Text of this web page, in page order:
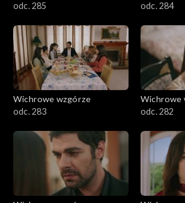
odc. 285
odc. 284
Wichrowe wzgórze
odc. 283
Wichrowe
odc. 282